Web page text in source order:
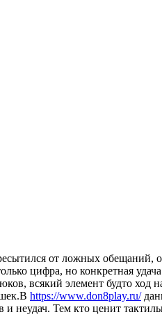
от ложных
цифра, но конкретная
всякий элемент будто ход
https://www.don8play.ru/
Тем кто ценит